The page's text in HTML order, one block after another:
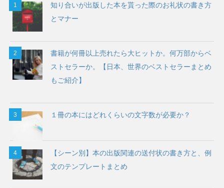
知り合いが出版した本を貰った際のお礼状の書き方
とマナー
書籍が何冊以上売れたら大ヒットか。何万部からベ
ストセラーか。【日本、世界のベストセラーまとめ
もご紹介】
１冊の本にはどれくらいの文字数が必要か？
【シーン別】本の出版関連の送付状の書き方と、例
文のテンプレートまとめ